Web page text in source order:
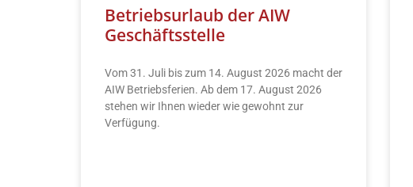
Betriebsurlaub der AIW
Geschäftsstelle
Vom 31. Juli bis zum 14. August 2026 macht der
AIW Betriebsferien. Ab dem 17. August 2026
stehen wir Ihnen wieder wie gewohnt zur
Verfügung.